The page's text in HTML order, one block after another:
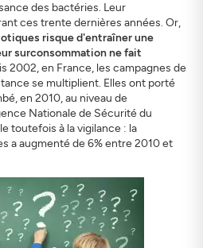
des bactéries. Leur
ces trente dernières années. Or,
risque d'entraîner une
surconsommation ne fait
2002, en France, les campagnes de
se multiplient. Elles ont porté
en 2010, au niveau de
Nationale de Sécurité du
toutefois à la vigilance : la
a augmenté de 6% entre 2010 et